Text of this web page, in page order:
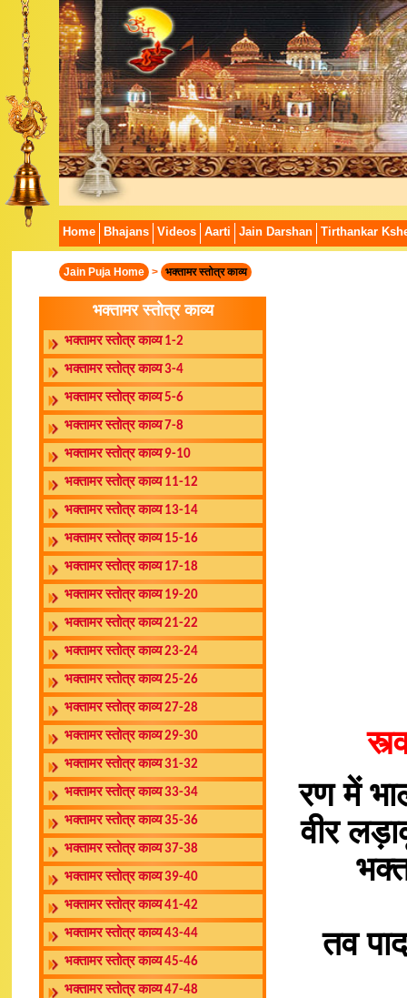
Home Bhajans Videos Aarti Jain Darshan Tirthankar
Jain Puja Home > भक्तामर स्तोत्र काव्य
भक्तामर स्तोत्र काव्य
भक्तामर स्तोत्र काव्य 1-2
भक्तामर स्तोत्र काव्य 3-4
भक्तामर स्तोत्र काव्य 5-6
भक्तामर स्तोत्र काव्य 7-8
भक्तामर स्तोत्र काव्य 9-10
भक्तामर स्तोत्र काव्य 11-12
भक्तामर स्तोत्र काव्य 13-14
भक्तामर स्तोत्र काव्य 15-16
भक्तामर स्तोत्र काव्य 17-18
भक्तामर स्तोत्र काव्य 19-20
भक्तामर स्तोत्र काव्य 21-22
भक्तामर स्तोत्र काव्य 23-24
भक्तामर स्तोत्र काव्य 25-26
भक्तामर स्तोत्र काव्य 27-28
भक्तामर स्तोत्र काव्य 29-30
भक्तामर स्तोत्र काव्य 31-32
भक्तामर स्तोत्र काव्य 33-34
भक्तामर स्तोत्र काव्य 35-36
भक्तामर स्तोत्र काव्य 37-38
भक्तामर स्तोत्र काव्य 39-40
भक्तामर स्तोत्र काव्य 41-42
भक्तामर स्तोत्र काव्य 43-44
भक्तामर स्तोत्र काव्य 45-46
भक्तामर स्तोत्र काव्य 47-48
रण में
वीर
तव